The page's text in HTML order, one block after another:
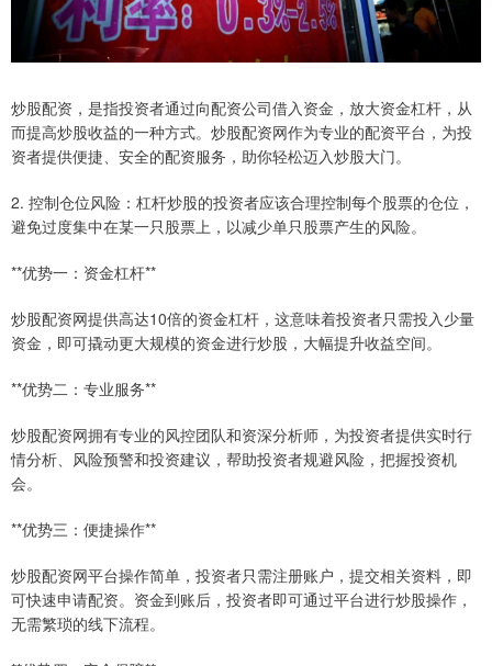
炒股配资，是指投资者通过向配资公司借入资金，放大资金杠杆，从
而提高炒股收益的一种方式。炒股配资网作为专业的配资平台，为投
资者提供便捷、安全的配资服务，助你轻松迈入炒股大门。
2. 控制仓位风险：杠杆炒股的投资者应该合理控制每个股票的仓位，
避免过度集中在某一只股票上，以减少单只股票产生的风险。
**优势一：资金杠杆**
炒股配资网提供高达10倍的资金杠杆，这意味着投资者只需投入少量
资金，即可撬动更大规模的资金进行炒股，大幅提升收益空间。
**优势二：专业服务**
炒股配资网拥有专业的风控团队和资深分析师，为投资者提供实时行
情分析、风险预警和投资建议，帮助投资者规避风险，把握投资机
会。
**优势三：便捷操作**
炒股配资网平台操作简单，投资者只需注册账户，提交相关资料，即
可快速申请配资。资金到账后，投资者即可通过平台进行炒股操作，
无需繁琐的线下流程。